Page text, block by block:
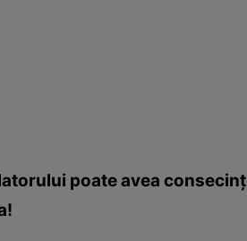
poate avea